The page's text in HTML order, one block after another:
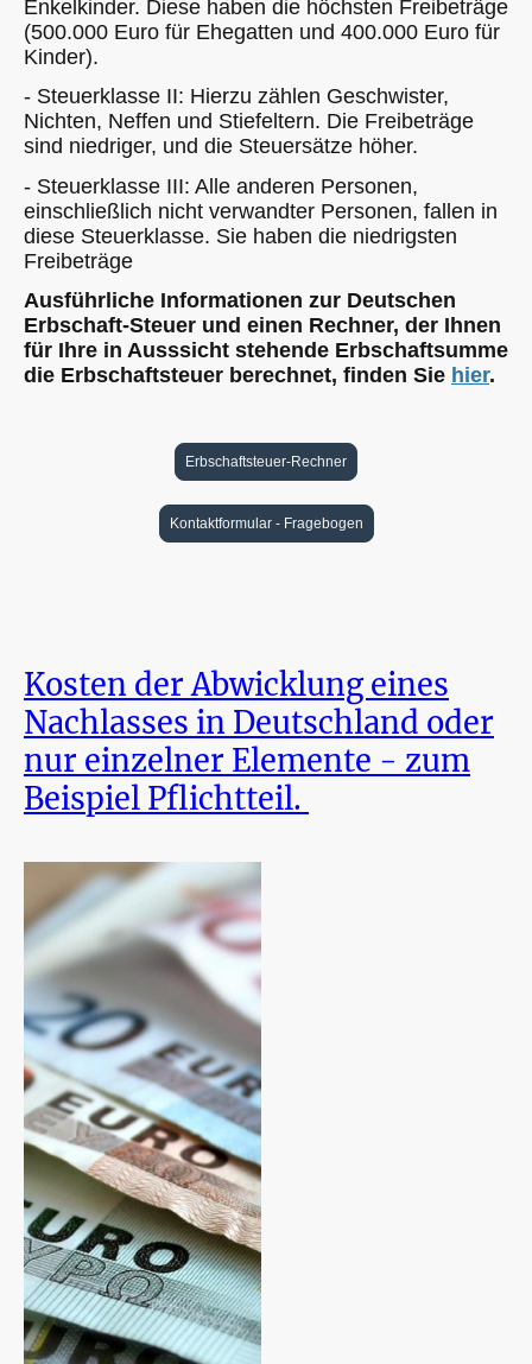
Enkelkinder. Diese haben die höchsten Freibeträge
(500.000 Euro für Ehegatten und 400.000 Euro für
Kinder).
- Steuerklasse II: Hierzu zählen Geschwister,
Nichten, Neffen und Stiefeltern. Die Freibeträge
sind niedriger, und die Steuersätze höher.
- Steuerklasse III: Alle anderen Personen,
einschließlich nicht verwandter Personen, fallen in
diese Steuerklasse. Sie haben die niedrigsten
Freibeträge
Ausführliche Informationen zur Deutschen
Erbschaft-Steuer und einen Rechner, der Ihnen
für Ihre in Ausssicht stehende Erbschaftsumme
die Erbschaftsteuer berechnet, finden Sie hier.
Erbschaftsteuer-Rechner
Kontaktformular - Fragebogen
Kosten der Abwicklung eines
Nachlasses in Deutschland oder
nur einzelner Elemente - zum
Beispiel Pflichtteil.